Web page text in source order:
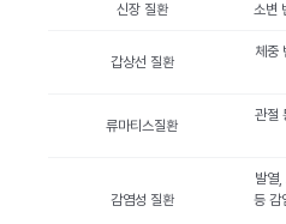
신장 질환 소변
갑상선 질환
체중
류마티스질환
관절
감염성 질환
발열
등 감